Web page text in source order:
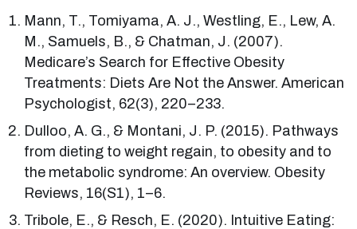
Mann, T., Tomiyama, A. J., Westling, E., Lew, A.
M., Samuels, B., & Chatman, J. (2007).
Medicare’s Search for Effective Obesity
Treatments: Diets Are Not the Answer. American
Psychologist, 62(3), 220–233.
Dulloo, A. G., & Montani, J. P. (2015). Pathways
from dieting to weight regain, to obesity and to
the metabolic syndrome: An overview. Obesity
Reviews, 16(S1), 1–6.
Tribole, E., & Resch, E. (2020). Intuitive Eating: